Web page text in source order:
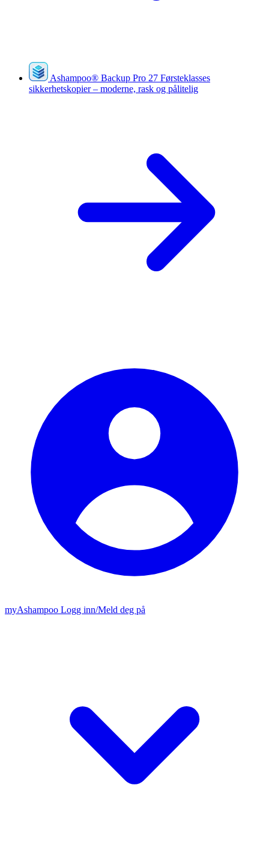
Ashampoo® Backup Pro 27 Førsteklasses
sikkerhetskopier – moderne, rask og pålitelig
myAshampoo Logg inn/Meld deg på